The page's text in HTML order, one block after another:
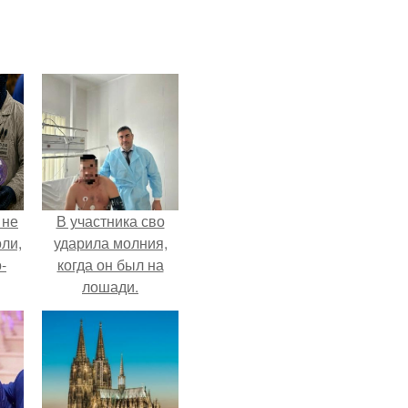
В участника сво
ударила молния,
когда он был на
лошади.